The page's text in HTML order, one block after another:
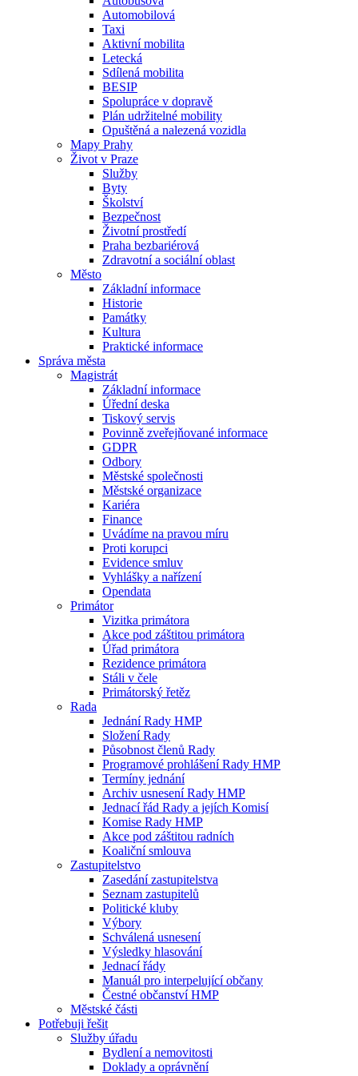
Automobilová
Taxi
Aktivní mobilita
Letecká
Sdílená mobilita
BESIP
Spolupráce v dopravě
Plán udržitelné mobility
Opuštěná a nalezená vozidla
Mapy Prahy
Život v Praze
Služby
Byty
Školství
Bezpečnost
Životní prostředí
Praha bezbariérová
Zdravotní a sociální oblast
Město
Základní informace
Historie
Památky
Kultura
Praktické informace
Správa města
Magistrát
Základní informace
Úřední deska
Tiskový servis
Povinně zveřejňované informace
GDPR
Odbory
Městské společnosti
Městské organizace
Kariéra
Finance
Uvádíme na pravou míru
Proti korupci
Evidence smluv
Vyhlášky a nařízení
Opendata
Primátor
Vizitka primátora
Akce pod záštitou primátora
Úřad primátora
Rezidence primátora
Stáli v čele
Primátorský řetěz
Rada
Jednání Rady HMP
Složení Rady
Působnost členů Rady
Programové prohlášení Rady HMP
Termíny jednání
Archiv usnesení Rady HMP
Jednací řád Rady a jejích Komisí
Komise Rady HMP
Akce pod záštitou radních
Koaliční smlouva
Zastupitelstvo
Zasedání zastupitelstva
Seznam zastupitelů
Politické kluby
Výbory
Schválená usnesení
Výsledky hlasování
Jednací řády
Manuál pro interpelující občany
Čestné občanství HMP
Městské části
Potřebuji řešit
Služby úřadu
Bydlení a nemovitosti
Doklady a oprávnění